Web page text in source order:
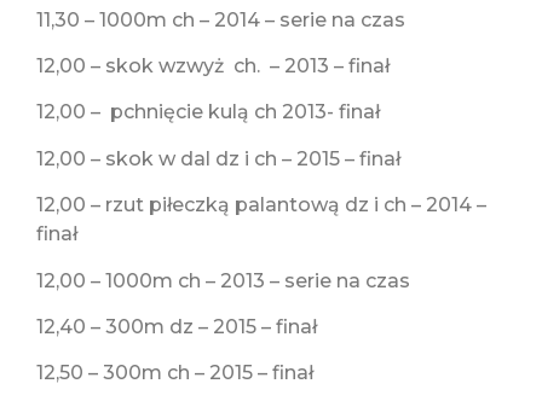
11,30 – 1000m ch – 2014 – serie na czas
12,00 – skok wzwyż ch. – 2013 – finał
12,00 – pchnięcie kulą ch 2013- finał
12,00 – skok w dal dz i ch – 2015 – finał
12,00 – rzut piłeczką palantową dz i ch – 2014 –
finał
12,00 – 1000m ch – 2013 – serie na czas
12,40 – 300m dz – 2015 – finał
12,50 – 300m ch – 2015 – finał